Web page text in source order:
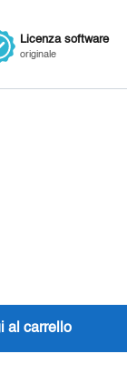
Licenza software
originale
al carrello